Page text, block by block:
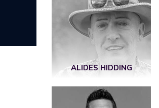
ALIDES HIDDING